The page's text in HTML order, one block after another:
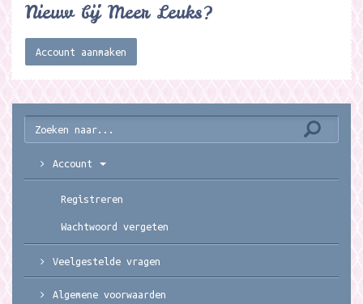
Nieuw bij Meer Leuks?
Account aanmaken
Account
Registreren
Wachtwoord vergeten
Veelgestelde vragen
Algemene voorwaarden